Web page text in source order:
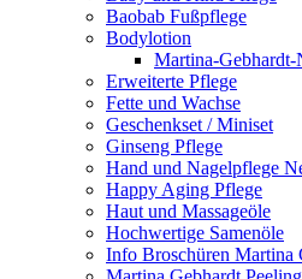
Baobab Fußpflege
Bodylotion
Martina-
Erweiterte Pflege
Fette und Wachse
Geschenkset / Miniset
Ginseng Pflege
Hand und Nagelpflege
Happy Aging Pflege
Haut und Massageöle
Hochwertige Samenöle
Info Broschüren Martina